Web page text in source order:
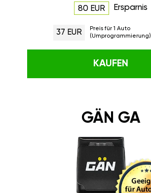
80 EUR Ersparnis
37 EUR
Preis für 1 Auto
(Umprogrammierung)
KAUFEN
GÄN GA